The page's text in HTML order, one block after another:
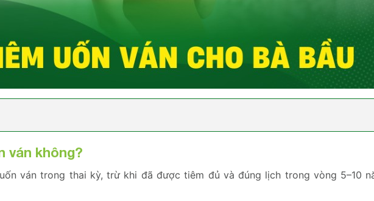
ván không?
ván trong thai kỳ, trừ khi đã được tiêm đủ và đúng lịch trong vòng 5–10